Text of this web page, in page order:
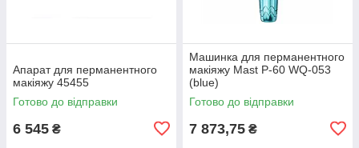
Апарат для перманентного
макіяжу 45455
Готово до відправки
6 545 ₴
Машинка для перманентного
макіяжу Mast P-60 WQ-053
(blue)
Готово до відправки
7 873,75 ₴